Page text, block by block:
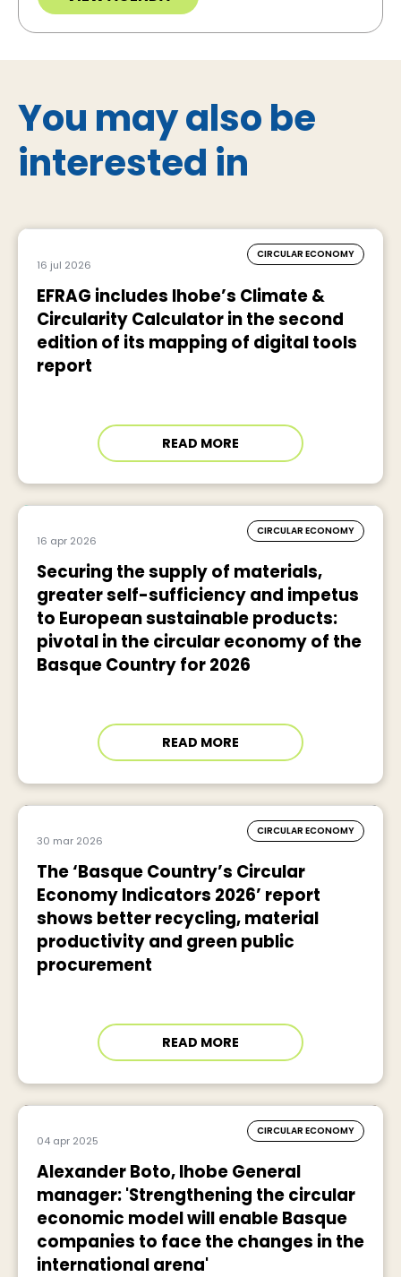
You may also be
interested in
16 jul 2026
CIRCULAR ECONOMY
EFRAG includes Ihobe’s Climate &
Circularity Calculator in the second
edition of its mapping of digital tools
report
READ MORE
16 apr 2026
CIRCULAR ECONOMY
Securing the supply of materials,
greater self-sufficiency and impetus
to European sustainable products:
pivotal in the circular economy of the
Basque Country for 2026
READ MORE
30 mar 2026
CIRCULAR ECONOMY
The ‘Basque Country’s Circular
Economy Indicators 2026’ report
shows better recycling, material
productivity and green public
procurement
READ MORE
04 apr 2025
CIRCULAR ECONOMY
Alexander Boto, Ihobe General
manager: 'Strengthening the circular
economic model will enable Basque
companies to face the changes in the
international arena'